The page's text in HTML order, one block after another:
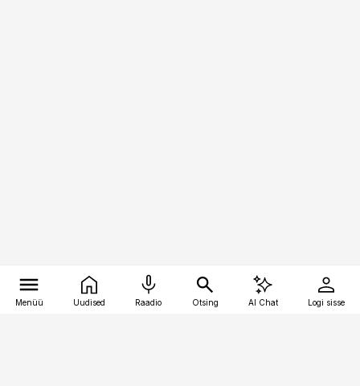
Menüü Uudised Raadio Otsing AI Chat Logi sisse